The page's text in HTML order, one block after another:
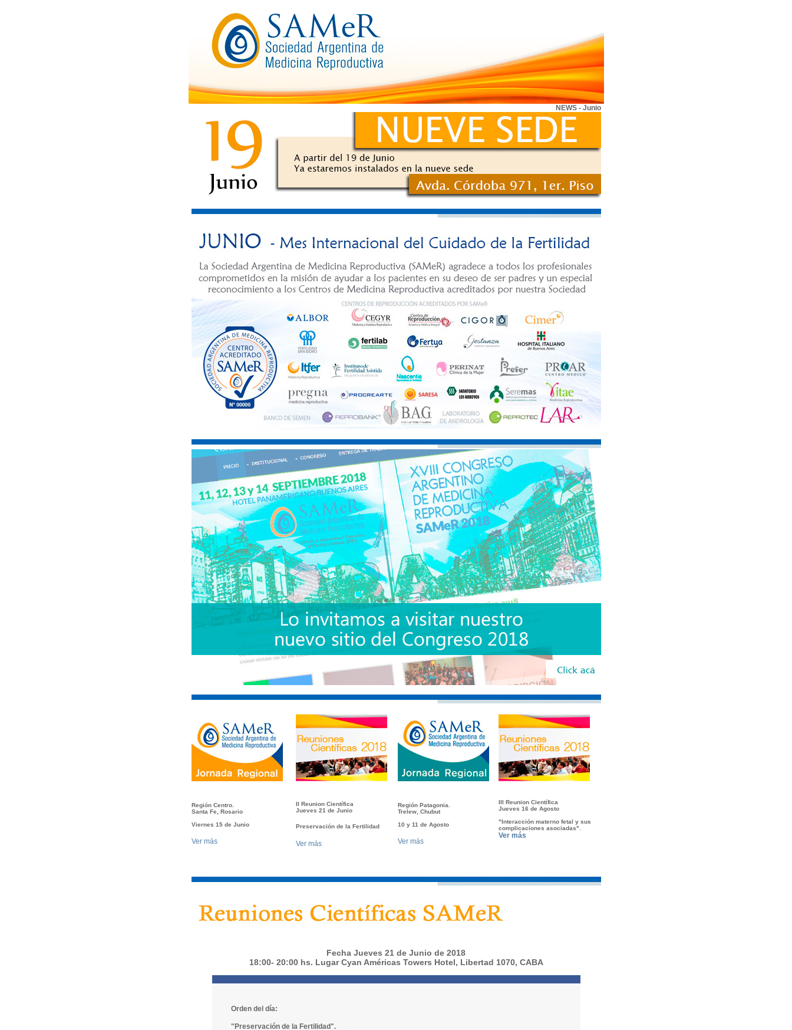
NEWS - Junio
Región Centro.
Santa Fe, Rosario
Viernes 15 de Junio
Ver más
II Reunion Científica
Jueves 21 de Junio
Preservación de la Fertilidad
Ver más
Región Patagonia.
Trelew, Chubut
10 y 11 de Agosto
Ver más
III Reunion Científica
Jueves 16 de Agosto
"Interacción materno fetal y sus
complicaciones asociadas".
Ver más
Fecha Jueves 21 de Junio de 2018
18:00- 20:00 hs. Lugar Cyan Américas Towers Hotel, Libertad 1070, CABA
Orden del día:
"Preservación de la Fertilidad".